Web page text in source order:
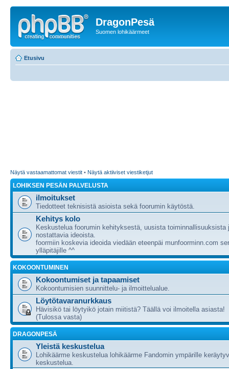
DragonPesä
Suomen lohikäärmeet
Etusivu
Näytä vastaamattomat viestit • Näytä aktiiviset viestiketjut
LOHIKSEN PESÄN PALVELUSTA
ilmoitukset
Tiedotteet teknisistä asioista sekä foorumin käytöstä.
Kehitys kolo
Keskustelua foorumin kehityksestä, uusista toiminnallisuuksista
nostattavia ideoista.
foormiin koskevia ideoida viedään eteenpäi munfoorminn.com
ylläpitäjille ^^
KOKOONTUMINEN
Kokoontumiset ja tapaamiset
Kokoontumisien suunnittelu- ja ilmoittelualue.
Löytötavaranurkkaus
Hävisikö tai löytyikö jotain miitistä? Täällä voi ilmoitella asiasta!
(Tulossa vasta)
DRAGONPESÄ
Yleistä keskustelua
Lohikäärme keskustelua lohikäärme Fandomin ympärille
keskustelua.